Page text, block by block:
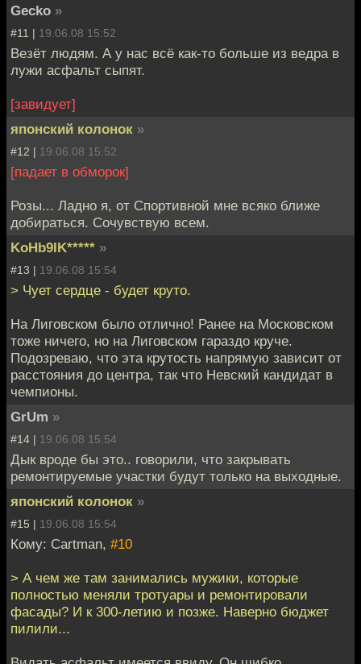
Gecko »
#11 | 19.06.08 15:52
Везёт людям. А у нас всё как-то больше из ведра в
лужи асфальт сыпят.
[завидует]
японский колонок »
#12 | 19.06.08 15:52
[падает в обморок]
Розы... Ладно я, от Спортивной мне всяко ближе
добираться. Сочувствую всем.
KoHb9IK***** »
#13 | 19.06.08 15:54
> Чует сердце - будет круто.
На Лиговском было отлично! Ранее на Московском
тоже ничего, но на Лиговском гараздо круче.
Подозреваю, что эта крутость напрямую зависит от
расстояния до центра, так что Невский кандидат в
чемпионы.
GrUm »
#14 | 19.06.08 15:54
Дык вроде бы это.. говорили, что закрывать
ремонтируемые участки будут только на выходные.
японский колонок »
#15 | 19.06.08 15:54
Кому: Cartman, #10
> А чем же там занимались мужики, которые
полностью меняли тротуары и ремонтировали
фасады? И к 300-летию и позже. Наверно бюджет
пилили...